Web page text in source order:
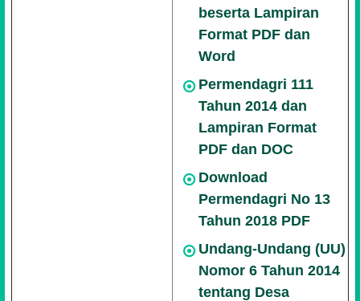
beserta Lampiran
Format PDF dan
Word
Permendagri 111
Tahun 2014 dan
Lampiran Format
PDF dan DOC
Download
Permendagri No 13
Tahun 2018 PDF
Undang-Undang (UU)
Nomor 6 Tahun 2014
tentang Desa